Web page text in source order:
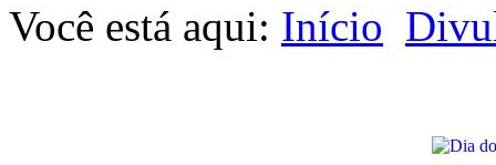
Você está aqui: Início